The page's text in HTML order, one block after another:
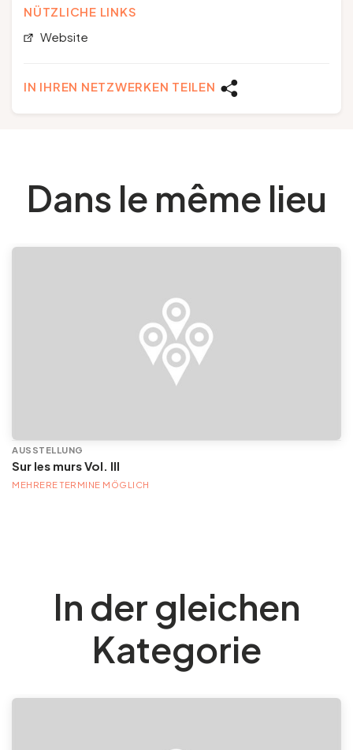
NÜTZLICHE LINKS
Website
IN IHREN NETZWERKEN TEILEN
Dans le même lieu
AUSSTELLUNG
Sur les murs Vol. III
MEHRERE TERMINE MÖGLICH
In der gleichen
Kategorie